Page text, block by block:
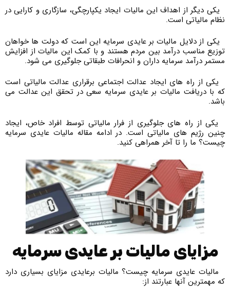
یکی دیگر از اهداف این مالیات ایجاد یکپارچگی، سازگاری و کارایی در
نظام مالیاتی است.
یکی از دلایل مالیات بر عایدی سرمایه این است که دولت ها خواهان
توزیع مناسب درآمد بین مردم هستند و با کمک این مالیات از افزایش
مستمر درآمد سرمایه داران و انحرافات طبقاتی جلوگیری می شود.
یکی از راه های ایجاد عدالت اجتماعی برقراری عدالت مالیاتی است
که با دریافت مالیات بر عایدی سرمایه سعی در تحقق این عدالت می
باشد.
یکی از راه های جلوگیری از فرار مالیاتی توسط افراد خاص، ایجاد
چنین رژیم های مالیاتی است. در ادامه مقاله مالیات عایدی سرمایه
چیست؟ ما را تا آخر همراهی کنید.
مزایای مالیات بر عایدی سرمایه
مالیات عایدی سرمایه چیست؟ مالیات برعایدی مزایای بسیاری دارد
که مهمترین آنها عبارتند از: